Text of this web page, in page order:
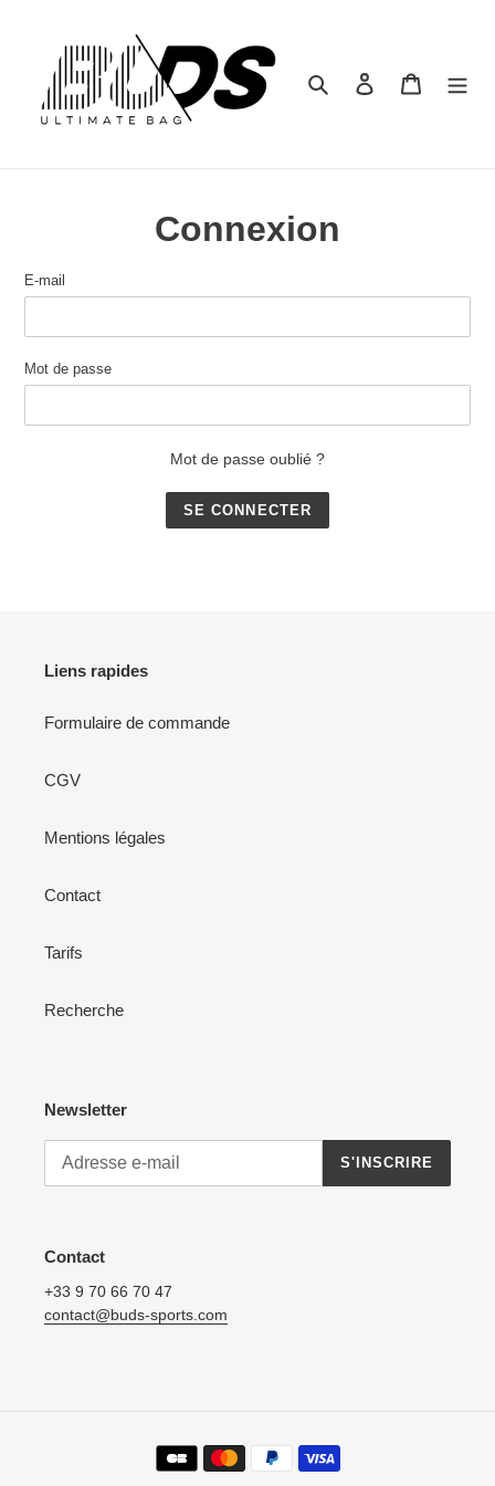
RechercherSe connecter
Panier
Connexion
E-mail
Mot de passe
Mot de passe oublié ?
Liens rapides
Formulaire de commande
CGV
Mentions légales
Contact
Tarifs
Recherche
Newsletter
S'INSCRIRE
Contact
+33 9 70 66 70 47
contact@buds-sports.com
Moyens